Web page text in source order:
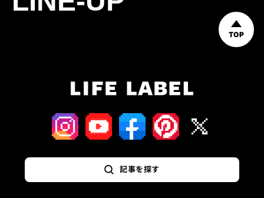
TOP
記事を探す